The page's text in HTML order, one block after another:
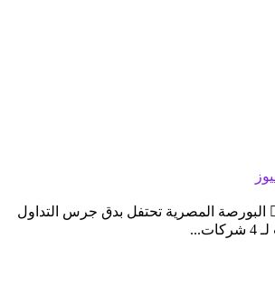
البورصة المصرية تحتفل بدق جرس التداول